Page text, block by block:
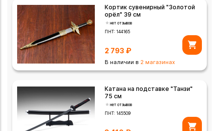
Кортик сувенирный "Золотой
орёл" 39 см
нет отзывов
ПНТ:144165
2 793 ₽
В наличии в 2 магазинах
Катана на подставке "Танзи"
75 см
нет отзывов
ПНТ:145509